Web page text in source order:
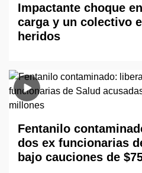
Impactante choque
carga y un colectivo
heridos
Fentanilo
dos ex funcionarias
bajo cauciones de